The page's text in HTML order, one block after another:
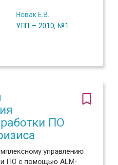
Новак Е.В.
УПП — 2010, №1
ПО
управлению
ПО с помощью ALM-